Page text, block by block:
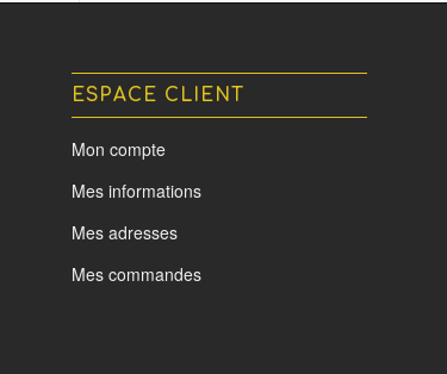
ESPACE CLIENT
Mon compte
Mes informations
Mes adresses
Mes commandes